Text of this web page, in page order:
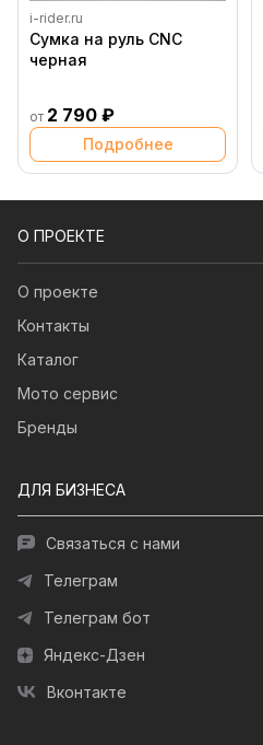
i-rider.ru
Сумка на руль CNC
черная
от 2 790 ₽
Подробнее
О ПРОЕКТЕ
О проекте
Контакты
Каталог
Мото сервис
Бренды
ДЛЯ БИЗНЕСА
Связаться с нами
Телеграм
Телеграм бот
Яндекс-Дзен
Вконтакте